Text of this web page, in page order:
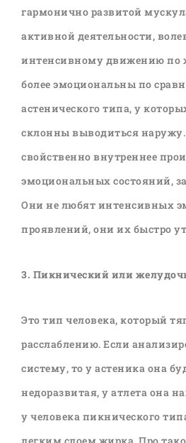
гармонично развитой
активной деятельности,
интенсивному движению по
более эмоциональны по
астенического типа, у
склонны выводиться наружу.
свойственно внутреннее
эмоциональных состояний,
Они не любят интенсивных
проявлений, они их быстро
3. Пикнический или
Это тип человека, который
расслаблению. Если
систему, то у астеника она
недоразвитая, у атлета она
у человека пикнического